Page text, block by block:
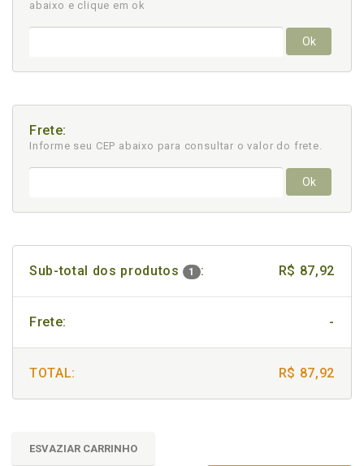
abaixo e clique em ok
Ok
Frete:
Informe seu CEP abaixo para consultar o valor do frete.
Ok
Sub-total dos produtos 1 : R$ 87,92
Frete: -
TOTAL: R$ 87,92
ESVAZIAR CARRINHO